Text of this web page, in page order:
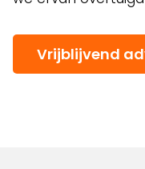
Vrijblijvend